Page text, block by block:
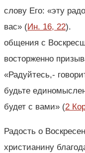
слову Его: «эту
вас» (Ин. 16, 22).
общения с
восторженно
«Радуйтесь,-
будьте
будет с вами» (2
Радость о
христианину